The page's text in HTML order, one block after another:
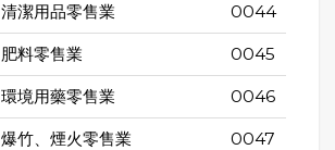
清潔用品零售業 0044
肥料零售業 0045
環境用藥零售業 0046
爆竹、煙火零售業 0047